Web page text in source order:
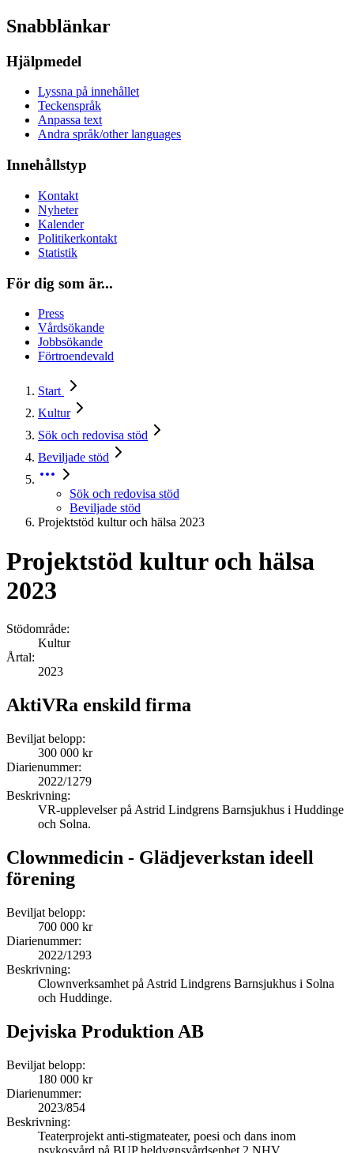
Snabblänkar
Hjälpmedel
Lyssna på innehållet
Teckenspråk
Anpassa text
Andra språk/other languages
Innehållstyp
Kontakt
Nyheter
Kalender
Politikerkontakt
Statistik
För dig som är...
Press
Vårdsökande
Jobbsökande
Förtroendevald
Start
Kultur
Sök och redovisa stöd
Beviljade stöd
Sök och redovisa stöd
Beviljade stöd
Projektstöd kultur och hälsa 2023
Projektstöd kultur och hälsa
2023
Stödområde:
Kultur
Årtal:
2023
AktiVRa enskild firma
Beviljat belopp:
300 000 kr
Diarienummer:
2022/1279
Beskrivning:
VR-upplevelser på Astrid Lindgrens Barnsjukhus i Huddinge
och Solna.
Clownmedicin - Glädjeverkstan ideell
förening
Beviljat belopp:
700 000 kr
Diarienummer:
2022/1293
Beskrivning:
Clownverksamhet på Astrid Lindgrens Barnsjukhus i Solna
och Huddinge.
Dejviska Produktion AB
Beviljat belopp:
180 000 kr
Diarienummer:
2023/854
Beskrivning:
Teaterprojekt anti-stigmateater, poesi och dans inom
psykosvård på BUP heldygnsvårdsenhet 2 NHV.